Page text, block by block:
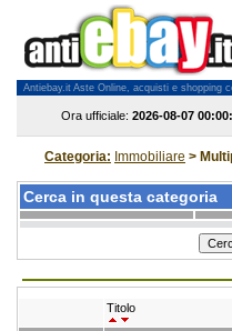
Antiebay.it Aste Online, acquisti e shopping
Ora ufficiale: 2026-08-07
Categoria: Immobiliare >
Cerca in questa categoria
Titolo